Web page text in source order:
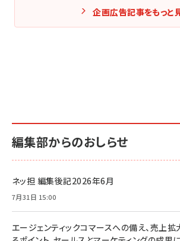
企画広告記事をもっと
編集部からのおしらせ
ネッ担 編集後記2026年6月
7月31日 15:00
エージェンティックコマースへの備え、売上